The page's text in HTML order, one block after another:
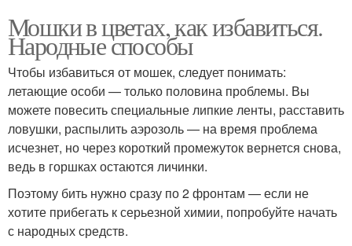
Мошки в цветах, как избавиться.
Народные способы
Чтобы избавиться от мошек, следует понимать:
летающие особи — только половина проблемы. Вы
можете повесить специальные липкие ленты, расставить
ловушки, распылить аэрозоль — на время проблема
исчезнет, но через короткий промежуток вернется снова,
ведь в горшках остаются личинки.
Поэтому бить нужно сразу по 2 фронтам — если не
хотите прибегать к серьезной химии, попробуйте начать
с народных средств.